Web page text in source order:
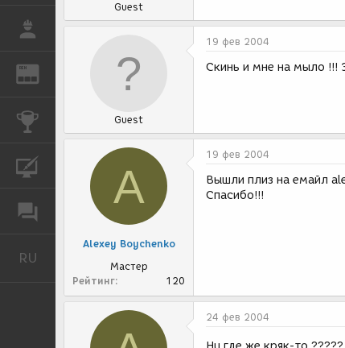
REN
КОНКУРСЫ
КУРСЫ
ФОРУМ
RU
Guest
Guest
19 фев 2004
Скинь и мне на мыло !!!
A
Alexey Boychenko
Мастер
Рейтинг
120
19 фев 2004
Вышли плиз на емайл
Спасибо!!!
24 фев 2004